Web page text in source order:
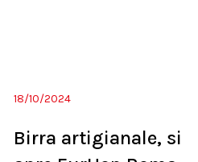
18/10/2024
Birra artigianale, si